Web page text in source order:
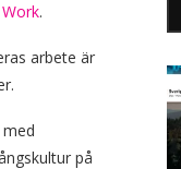
.
arbete är
på